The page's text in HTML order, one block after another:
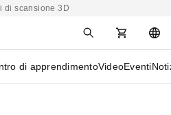
di scansione 3D
di apprendimentoVideoEventi